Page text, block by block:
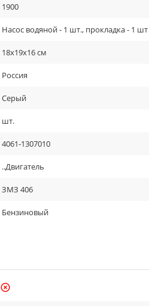
1900
Насос водяной - 1 шт., прокладка - 1 шт
18х19х16 см
Россия
Серый
шт.
4061-1307010
..Двигатель
ЗМЗ 406
Бензиновый
highlight_off